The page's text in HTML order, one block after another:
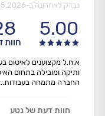
נבדק לאחרונה ב-
5.00
חוות
א.ח.ל מקצוענים לאיטום
ותיקה ומובילה בתחום
החברה מתמחה בעבודות...
חוות דעת של נטע